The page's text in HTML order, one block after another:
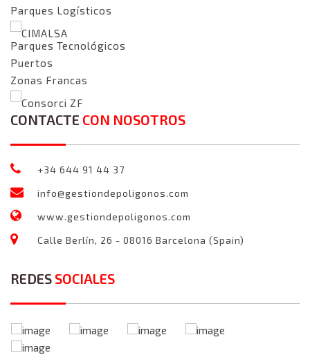
Parques Logísticos
CIMALSA
Parques Tecnológicos
Puertos
Zonas Francas
Consorci ZF
CONTACTE CON NOSOTROS
+34 644 91 44 37
info@gestiondepoligonos.com
www.gestiondepoligonos.com
Calle Berlín, 26 - 08016 Barcelona (Spain)
REDES SOCIALES